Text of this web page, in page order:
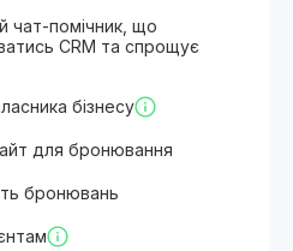
чат-помічник, що
CRM та спрощує
бізнесу
для бронювання
бронювань